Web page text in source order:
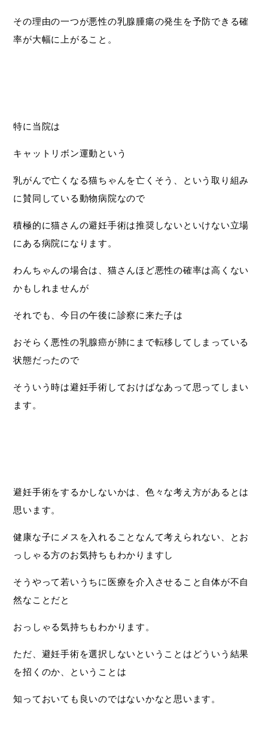
その理由の一つが悪性の乳腺腫瘍の発生を予防できる確
率が大幅に上がること。
特に当院は
キャットリボン運動という
乳がんで亡くなる猫ちゃんを亡くそう、という取り組み
に賛同している動物病院なので
積極的に猫さんの避妊手術は推奨しないといけない立場
にある病院になります。
わんちゃんの場合は、猫さんほど悪性の確率は高くない
かもしれませんが
それでも、今日の午後に診察に来た子は
おそらく悪性の乳腺癌が肺にまで転移してしまっている
状態だったので
そういう時は避妊手術しておけばなあって思ってしまい
ます。
避妊手術をするかしないかは、色々な考え方があるとは
思います。
健康な子にメスを入れることなんて考えられない、とお
っしゃる方のお気持ちもわかりますし
そうやって若いうちに医療を介入させること自体が不自
然なことだと
おっしゃる気持ちもわかります。
ただ、避妊手術を選択しないということはどういう結果
を招くのか、ということは
知っておいても良いのではないかなと思います。